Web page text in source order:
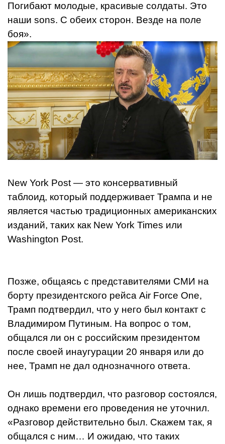
Погибают молодые, красивые солдаты. Это
наши sons. С обеих сторон. Везде на поле
боя».
New York Post — это консервативный
таблоид, который поддерживает Трампа и не
является частью традиционных американских
изданий, таких как New York Times или
Washington Post.
Позже, общаясь с представителями СМИ на
борту президентского рейса Air Force One,
Трамп подтвердил, что у него был контакт с
Владимиром Путиным. На вопрос о том,
общался ли он с российским президентом
после своей инаугурации 20 января или до
нее, Трамп не дал однозначного ответа.
Он лишь подтвердил, что разговор состоялся,
однако времени его проведения не уточнил.
«Разговор действительно был. Скажем так, я
общался с ним… И ожидаю, что таких